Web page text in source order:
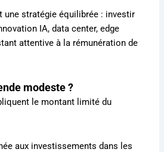
une stratégie équilibrée : investir
IA, data center, edge
attentive à la rémunération de
modeste ?
le montant limité du
aux investissements dans les